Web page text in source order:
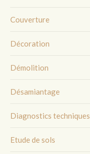
Couverture
Décoration
Démolition
Désamiantage
Diagnostics techniques
Etude de sols